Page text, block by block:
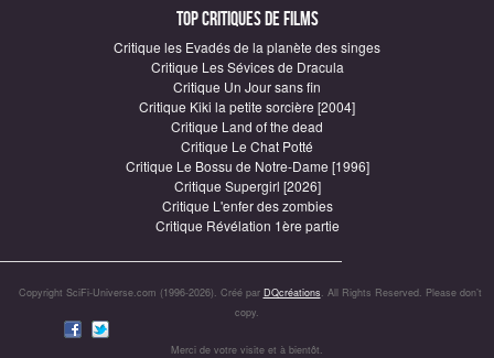
Top critiques de Films
Critique les Evadés de la planète des singes
Critique Les Sévices de Dracula
Critique Un Jour sans fin
Critique Kiki la petite sorcière [2004]
Critique Land of the dead
Critique Le Chat Potté
Critique Le Bossu de Notre-Dame [1996]
Critique Supergirl [2026]
Critique L'enfer des zombies
Critique Révélation 1ère partie
Copyright SciFi-Universe.com (1996-2026). Créé par DQcréations. All Rights Reserved. Please don’t
copy.
Merci de votre visite et à bientôt.